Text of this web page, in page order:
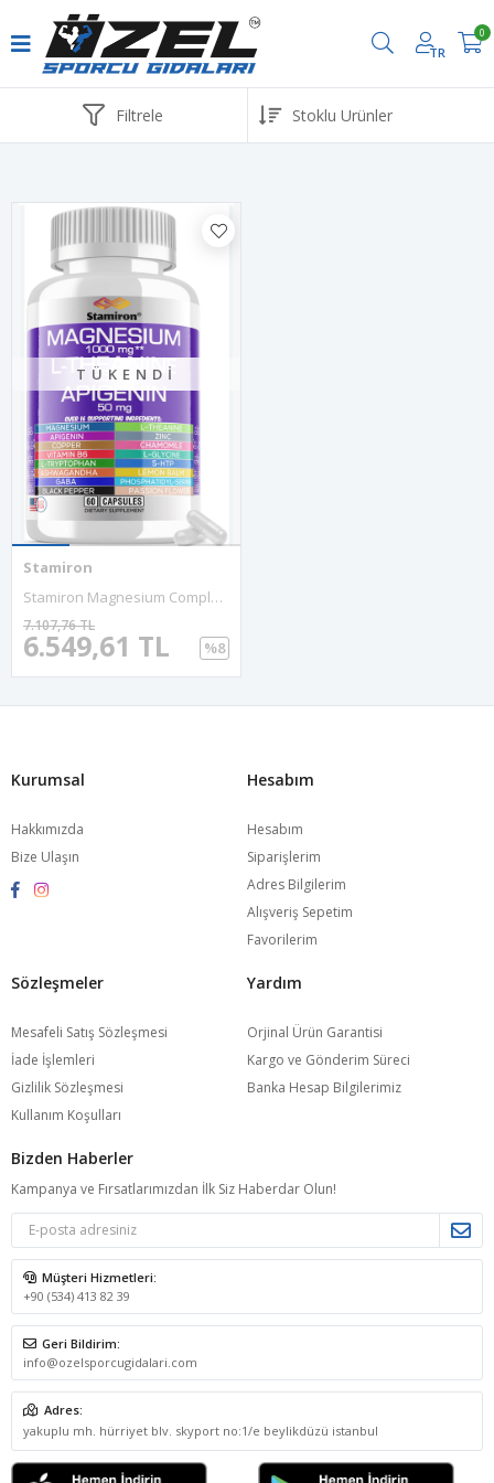
Havale ve EFT ödemelerinde %2 İndirim
TR
0
Filtrele
TÜKENDI
Stamiron
Stamiron Magnesium Complex 1000mg 60 Capsul, L Theanine 200mg Apigenin 50mg Supplement With Chamomile 5-HTP Passion Flower Lemon Balm Vitamin B6 Ashwagandha Root Extract And L Tryptophan. Usa Amazon B
6.549,61 TL
7.107,76 TL
%8
Kurumsal
Hakkımızda
Bize Ulaşın
Hesabım
Hesabım
Siparişlerim
Adres Bilgilerim
Alışveriş Sepetim
Favorilerim
Sözleşmeler
Mesafeli Satış Sözleşmesi
İade İşlemleri
Gizlilik Sözleşmesi
Kullanım Koşulları
Yardım
Orjinal Ürün Garantisi
Kargo ve Gönderim Süreci
Banka Hesap Bilgilerimiz
Bizden Haberler
Kampanya ve Fırsatlarımızdan İlk Siz Haberdar Olun!
Müşteri Hizmetleri:
+90 (534) 413 82 39
Geri Bildirim:
info@ozelsporcugidalari.com
Adres:
yakuplu mh. hürriyet blv. skyport no:1/e beylikdüzü istanbul